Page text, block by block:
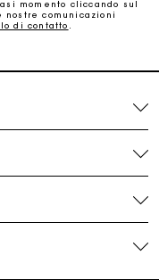
momento cliccando sul
comunicazioni
di contatto .